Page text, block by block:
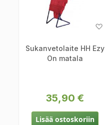
Sukanvetolaite HH Ezy
On matala
35,90 €
Lisää ostoskoriin